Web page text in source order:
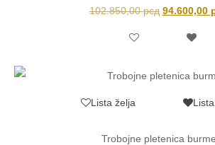
102.850,00рсд Originalna
94.600,00
Lista želja
Trobojne pletenica burme